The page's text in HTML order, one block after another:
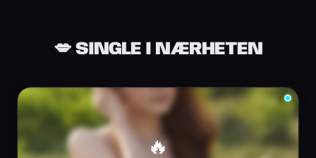
💋 SINGLE I NÆRHETEN
🔥